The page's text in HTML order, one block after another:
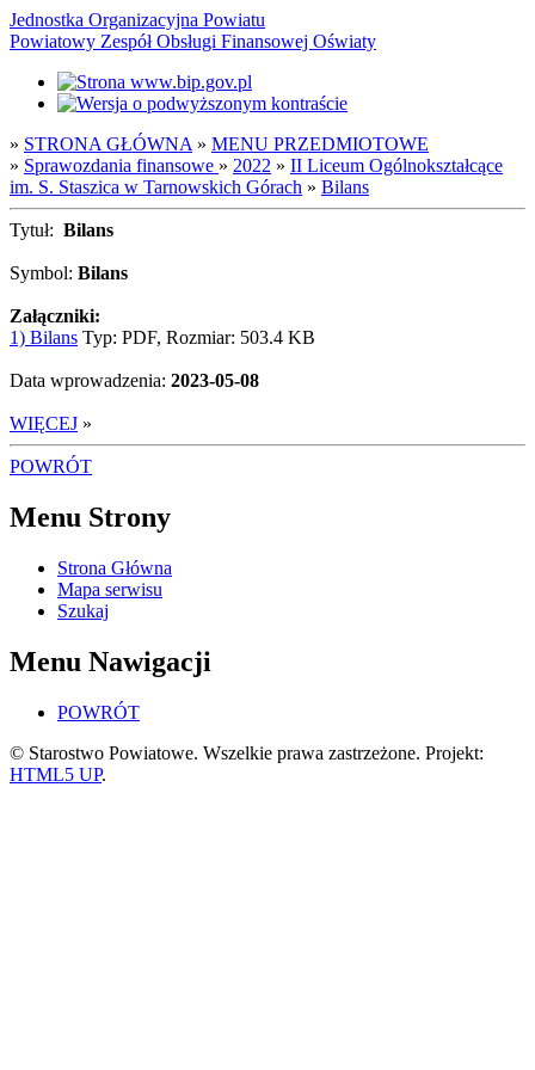
Jednostka Organizacyjna Powiatu
Powiatowy Zespół Obsługi Finansowej Oświaty
» STRONA GŁÓWNA » MENU PRZEDMIOTOWE
» Sprawozdania finansowe » 2022 » II Liceum Ogólnokształcące
im. S. Staszica w Tarnowskich Górach » Bilans
Tytuł: Bilans
Symbol: Bilans
Załączniki:
1) Bilans Typ: PDF, Rozmiar: 503.4 KB
Data wprowadzenia: 2023-05-08
WIĘCEJ »
POWRÓT
Menu Strony
Strona Główna
Mapa serwisu
Szukaj
Menu Nawigacji
POWRÓT
© Starostwo Powiatowe. Wszelkie prawa zastrzeżone. Projekt:
HTML5 UP.